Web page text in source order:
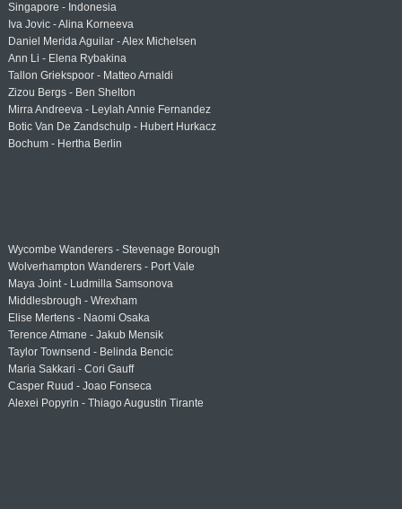
Singapore - Indonesia
Iva Jovic - Alina Korneeva
Daniel Merida Aguilar - Alex Michelsen
Ann Li - Elena Rybakina
Tallon Griekspoor - Matteo Arnaldi
Zizou Bergs - Ben Shelton
Mirra Andreeva - Leylah Annie Fernandez
Botic Van De Zandschulp - Hubert Hurkacz
Bochum - Hertha Berlin
Wycombe Wanderers - Stevenage Borough
Wolverhampton Wanderers - Port Vale
Maya Joint - Ludmilla Samsonova
Middlesbrough - Wrexham
Elise Mertens - Naomi Osaka
Terence Atmane - Jakub Mensik
Taylor Townsend - Belinda Bencic
Maria Sakkari - Cori Gauff
Casper Ruud - Joao Fonseca
Alexei Popyrin - Thiago Augustin Tirante